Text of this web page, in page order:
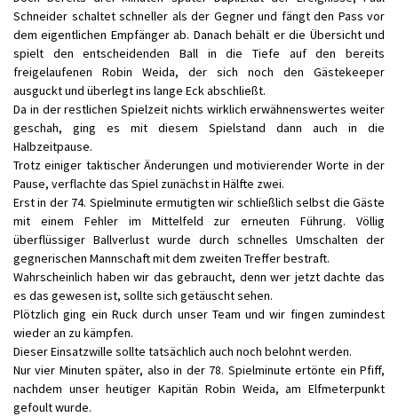
Schneider schaltet schneller als der Gegner und fängt den Pass vor
dem eigentlichen Empfänger ab. Danach behält er die Übersicht und
spielt den entscheidenden Ball in die Tiefe auf den bereits
freigelaufenen Robin Weida, der sich noch den Gästekeeper
ausguckt und überlegt ins lange Eck abschließt.
Da in der restlichen Spielzeit nichts wirklich erwähnenswertes weiter
geschah, ging es mit diesem Spielstand dann auch in die
Halbzeitpause.
Trotz einiger taktischer Änderungen und motivierender Worte in der
Pause, verflachte das Spiel zunächst in Hälfte zwei.
Erst in der 74. Spielminute ermutigten wir schließlich selbst die Gäste
mit einem Fehler im Mittelfeld zur erneuten Führung. Völlig
überflüssiger Ballverlust wurde durch schnelles Umschalten der
gegnerischen Mannschaft mit dem zweiten Treffer bestraft.
Wahrscheinlich haben wir das gebraucht, denn wer jetzt dachte das
es das gewesen ist, sollte sich getäuscht sehen.
Plötzlich ging ein Ruck durch unser Team und wir fingen zumindest
wieder an zu kämpfen.
Dieser Einsatzwille sollte tatsächlich auch noch belohnt werden.
Nur vier Minuten später, also in der 78. Spielminute ertönte ein Pfiff,
nachdem unser heutiger Kapitän Robin Weida, am Elfmeterpunkt
gefoult wurde.